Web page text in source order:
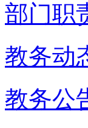
部门职
教务动
教务公